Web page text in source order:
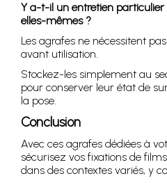
Y a-t-il un entretien
elles-mêmes ?
Les agrafes ne nécessitent
avant utilisation.
Stockez-les simplement au
pour conserver leur état de
la pose.
Conclusion
Avec ces agrafes dédiées à
sécurisez vos fixations de
dans des contextes variés, y